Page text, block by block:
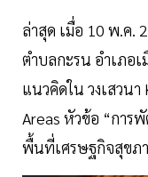
ล่าสุด เมื่อ 10 พ.ค.
ตำบลกะรน อำเภอ
แนวคิดใน วงเสวน
Areas หัวข้อ “การ
พื้นที่เศรษฐกิจสุขภ